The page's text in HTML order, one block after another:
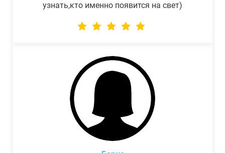
узнать,кто именно появится на свет)